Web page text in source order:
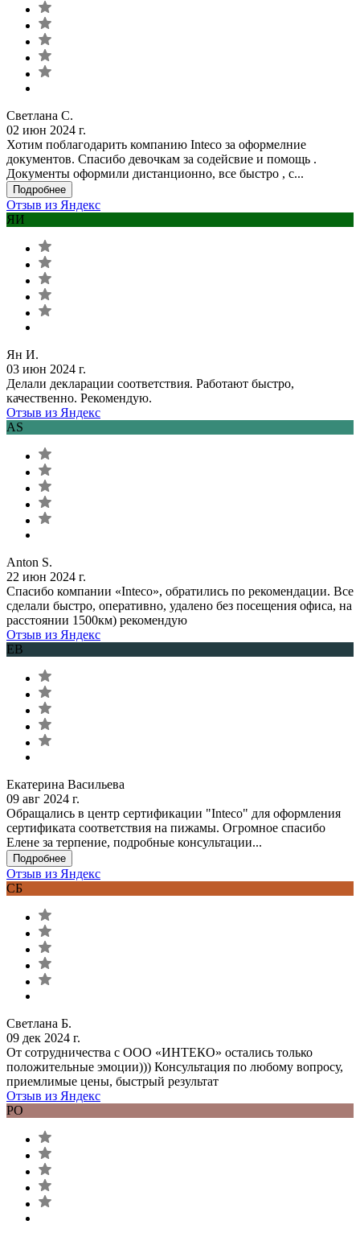
Светлана С.
02 июн 2024 г.
Хотим поблагодарить компанию Inteco за оформелние
документов. Спасибо девочкам за содейсвие и помощь .
Документы оформили дистанционно, все быстро , с...
Подробнее
Отзыв из Яндекс
ЯИ
Ян И.
03 июн 2024 г.
Делали декларации соответствия. Работают быстро,
качественно. Рекомендую.
Отзыв из Яндекс
AS
Anton S.
22 июн 2024 г.
Спасибо компании «Inteco», обратились по рекомендации. Все
сделали быстро, оперативно, удалено без посещения офиса, на
расстоянии 1500км) рекомендую
Отзыв из Яндекс
ЕВ
Екатерина Васильева
09 авг 2024 г.
Обращались в центр сертификации "Inteco" для оформления
сертификата соответствия на пижамы. Огромное спасибо
Елене за терпение, подробные консультации...
Подробнее
Отзыв из Яндекс
СБ
Светлана Б.
09 дек 2024 г.
От сотрудничества с ООО «ИНТЕКО» остались только
положительные эмоции))) Консультация по любому вопросу,
приемлимые цены, быстрый результат
Отзыв из Яндекс
РО